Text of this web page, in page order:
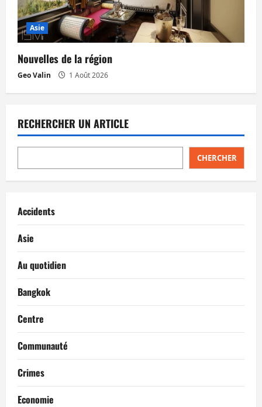
Asie
Nouvelles de la région
Geo Valin 1 Août 2026
RECHERCHER UN ARTICLE
CHERCHER
Accidents
Asie
Au quotidien
Bangkok
Centre
Communauté
Crimes
Economie